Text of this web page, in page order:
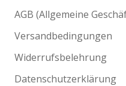
AGB (Allgemeine
Versandbedingungen
Widerrufsbelehrung
Datenschutzerklärung